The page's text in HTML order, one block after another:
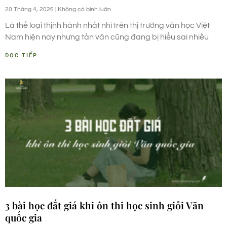
20 Tháng 4, 2026 Không có bình luận
Là thể loại thịnh hành nhất nhì trên thị trường văn học Việt
Nam hiện nay nhưng tản văn cũng đang bị hiểu sai nhiều
ĐỌC TIẾP
3 bài học đắt giá khi ôn thi học sinh giỏi Văn
quốc gia